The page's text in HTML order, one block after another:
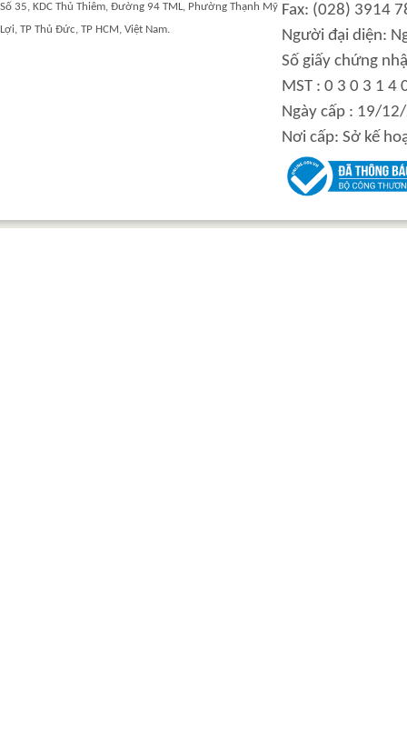
FLASHING CURVE
High power inner
Số 35, KDC Thủ Thiêm, Đường 94 TML, Phường Thạnh Mỹ
Lợi, TP Thủ Đức, TP HCM, Việt Nam.
Fax: (028) 3914
Người đại diện:
Số giấy chứng
MST : 0 3 0 3 1 4
Ngày cấp : 19/
Nơi cấp: Sở kế